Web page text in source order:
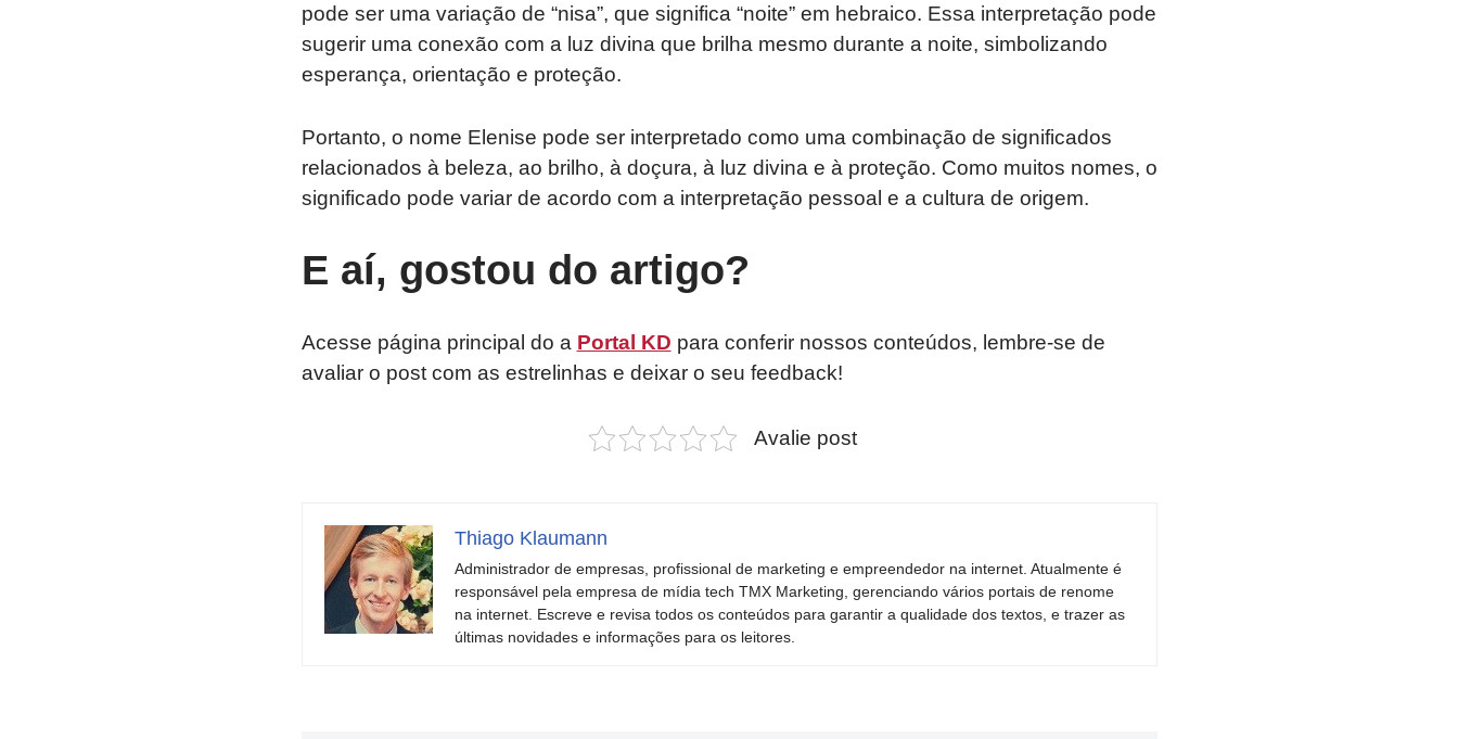
pode ser uma variação de “nisa”, que significa “noite” em hebraico. Essa interpretação pode
sugerir uma conexão com a luz divina que brilha mesmo durante a noite, simbolizando
esperança, orientação e proteção.
Portanto, o nome Elenise pode ser interpretado como uma combinação de significados
relacionados à beleza, ao brilho, à doçura, à luz divina e à proteção. Como muitos nomes, o
significado pode variar de acordo com a interpretação pessoal e a cultura de origem.
E aí, gostou do artigo?
Acesse página principal do a Portal KD para conferir nossos conteúdos, lembre-se de
avaliar o post com as estrelinhas e deixar o seu feedback!
Avalie post
Thiago Klaumann
Administrador de empresas, profissional de marketing e empreendedor na internet. Atualmente é
responsável pela empresa de mídia tech TMX Marketing, gerenciando vários portais de renome
na internet. Escreve e revisa todos os conteúdos para garantir a qualidade dos textos, e trazer as
últimas novidades e informações para os leitores.